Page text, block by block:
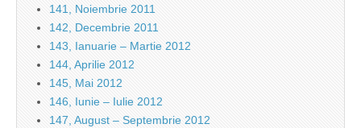
141, Noiembrie 2011
142, Decembrie 2011
143, Ianuarie – Martie 2012
144, Aprilie 2012
145, Mai 2012
146, Iunie – Iulie 2012
147, August – Septembrie 2012